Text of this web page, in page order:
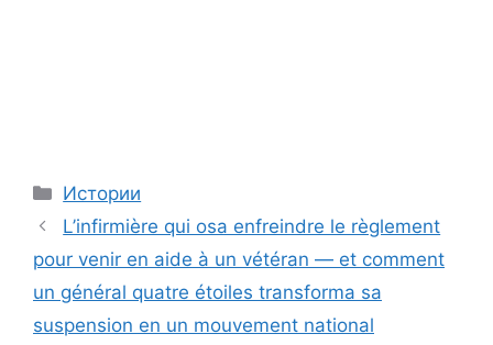
Categories
Истории
L’infirmière qui osa enfreindre le règlement
pour venir en aide à un vétéran — et comment
un général quatre étoiles transforma sa
suspension en un mouvement national